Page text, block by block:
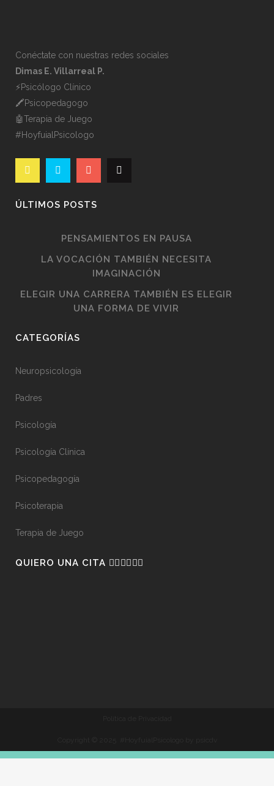
Conéctate con nuestras redes sociales
Dimas E. Villarreal P.
⚡️Psicólogo Clínico
🖍Psicopedagogo
🤖Terapia de Juego
#HoyfuialPsicologo
ÚLTIMOS POSTS
PENSAMIENTOS EN PAUSA
LA VOCACIÓN TAMBIÉN NECESITA
IMAGINACIÓN
ELEGIR UNA CARRERA TAMBIÉN ES ELEGIR
UNA FORMA DE VIVIR
CATEGORÍAS
Neuropsicología
Padres
Psicología
Psicología Clínica
Psicopedagogía
Psicoterapia
Terapia de Juego
QUIERO UNA CITA 👇🏼👇🏼👇🏼